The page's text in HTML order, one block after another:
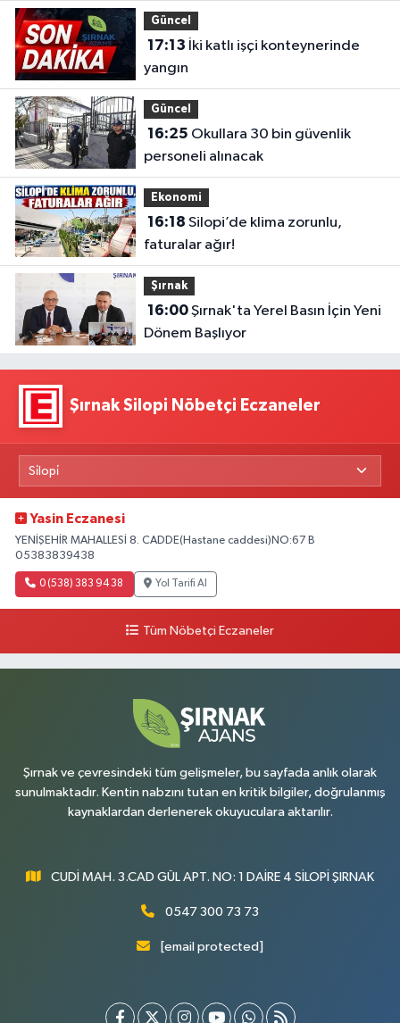
Güncel
17:13
yangın
Güncel
16:25
personeli alınacak
Ekonomi
16:18
faturalar ağır!
Şırnak
16:00Şırnak'ta Yerel Basın İçin Yeni
Dönem Başlıyor
Şırnak Silopi Nöbetçi Eczaneler
Yasin Eczanesi
YENİŞEHİR MAHALLESİ 8. CADDE(Hastane caddesi)NO:67 B
05383839438
0 (538) 383 94 38 Yol Tarifi Al
Tüm Nöbetçi Eczaneler
Şırnak ve çevresindeki tüm gelişmeler, bu sayfada anlık olarak
sunulmaktadır. Kentin nabzını tutan en kritik bilgiler, doğrulanmış
kaynaklardan derlenerek okuyuculara aktarılır.
CUDİ MAH. 3.CAD GÜL APT. NO: 1 DAİRE 4 SİLOPİ ŞIRNAK
0547 300 73 73
[email protected]